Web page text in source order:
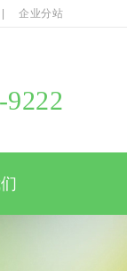
企业分站
9222